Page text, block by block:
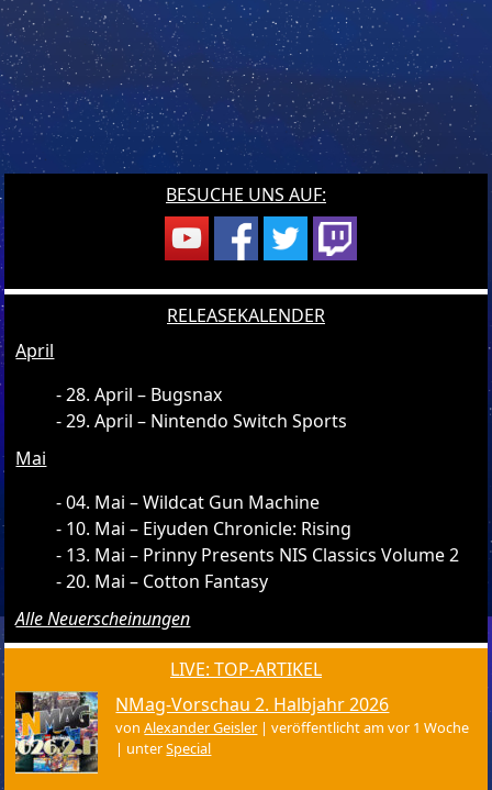
BESUCHE UNS AUF:
RELEASEKALENDER
April
28. April – Bugsnax
29. April – Nintendo Switch Sports
Mai
04. Mai – Wildcat Gun Machine
10. Mai – Eiyuden Chronicle: Rising
13. Mai – Prinny Presents NIS Classics Volume 2
20. Mai – Cotton Fantasy
Alle Neuerscheinungen
LIVE: TOP-ARTIKEL
NMag-Vorschau 2. Halbjahr 2026
vonAlexander Geisler |veröffentlicht am vor 1 Woche
| unterSpecial